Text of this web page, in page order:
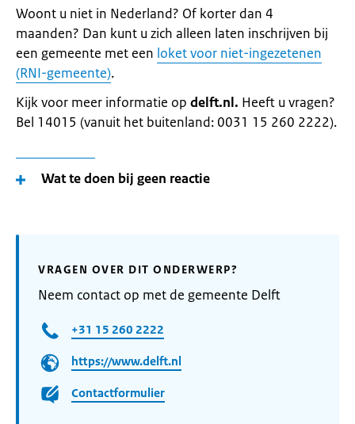
Woont u niet in Nederland? Of korter dan 4
maanden? Dan kunt u zich alleen laten inschrijven bij
een gemeente met een loket voor niet-ingezetenen
(RNI-gemeente).
Kijk voor meer informatie op delft.nl. Heeft u vragen?
Bel 14015 (vanuit het buitenland: 0031 15 260 2222).
Wat te doen bij geen reactie
VRAGEN OVER DIT ONDERWERP?
Neem contact op met de gemeente Delft
+31 15 260 2222
https://www.delft.nl
Contactformulier